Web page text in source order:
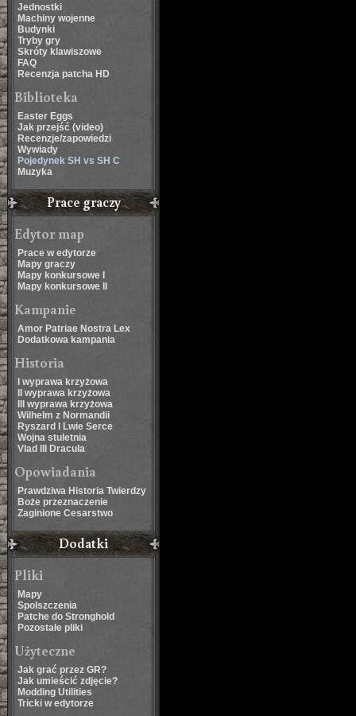
Jednostki
Machiny wojenne
Budynki
Tryby gry
Skróty klawiszowe
FAQ
Recenzja patcha HD
Biblioteka
Easter Eggs
Jak przejść (video)
Recenzje/zapowiedzi
Wywiady
Pojedynek SH vs SH C
Muzyka
Prace graczy
Edytor map
Prace w edytorze
Mapy graczy
Mapy konkursowe I
Mapy konkursowe II
Kampanie
Amor Patriae Nostra Lex
Dodatkowa kampania
Historia
I wyprawa krzyżowa
II wyprawa krzyżowa
III wyprawa krzyżowa
Wilhelm z Normandii
Ryszard I Lwie Serce
Wojna stuletnia
Vlad III Dracula
Opowiadania
Prawdziwa Historia Twierdzy
Boże przeznaczenie
Zaginione Cesarstwo
Dodatki
Pliki
Mapy
Spolszczenia
Patche do Stronghold
Pozostałe pliki
Użyteczne
Jak grać przez GR?
Jak umieścić zdjęcie?
Modding Utilities
Tricki w edytorze